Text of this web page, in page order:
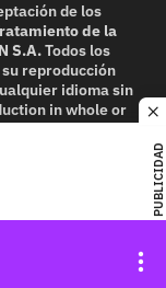
PUBLICIDAD
de los
de la
S.A.Todos los
reproducción
idioma sin
in whole or